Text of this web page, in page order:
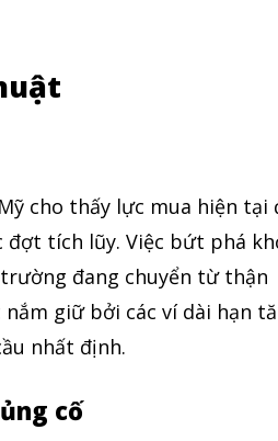
cho thấy lực mua hiện tại
đợt tích lũy. Việc bứt phá
đang chuyển từ thận
giữ bởi các ví dài hạn
nhất định.
cố